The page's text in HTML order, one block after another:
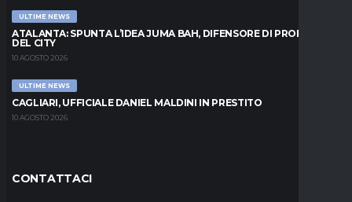
ULTIME NEWS
ATALANTA: SPUNTA L’IDEA JUMA BAH, DIFENSORE DI PROPRIETÀ
DEL CITY
10 AGOSTO 2026
ULTIME NEWS
CAGLIARI, UFFICIALE DANIEL MALDINI IN PRESTITO
10 AGOSTO 2026
CONTATTACI